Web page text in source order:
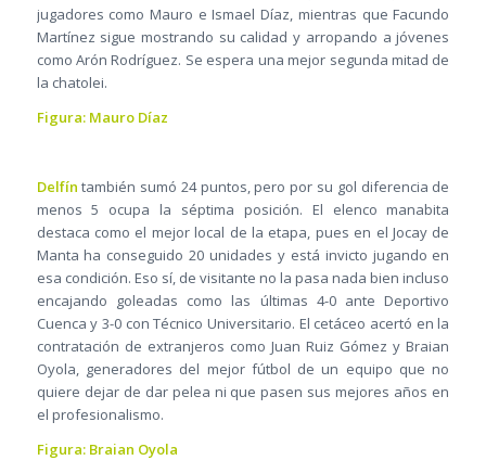
jugadores como Mauro e Ismael Díaz, mientras que Facundo
Martínez sigue mostrando su calidad y arropando a jóvenes
como Arón Rodríguez. Se espera una mejor segunda mitad de
la chatolei.
Figura: Mauro Díaz
Delfín también sumó 24 puntos, pero por su gol diferencia de
menos 5 ocupa la séptima posición. El elenco manabita
destaca como el mejor local de la etapa, pues en el Jocay de
Manta ha conseguido 20 unidades y está invicto jugando en
esa condición. Eso sí, de visitante no la pasa nada bien incluso
encajando goleadas como las últimas 4-0 ante Deportivo
Cuenca y 3-0 con Técnico Universitario. El cetáceo acertó en la
contratación de extranjeros como Juan Ruiz Gómez y Braian
Oyola, generadores del mejor fútbol de un equipo que no
quiere dejar de dar pelea ni que pasen sus mejores años en
el profesionalismo.
Figura: Braian Oyola